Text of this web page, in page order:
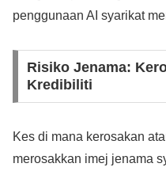
penggunaan AI syarikat
Risiko Jenama:
Kredibiliti
Kes di mana kerosakan
merosakkan imej jenama